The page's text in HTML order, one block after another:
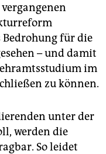
Bedrohung für die
– und damit
im
zu können.
unter der
werden die
So leidet